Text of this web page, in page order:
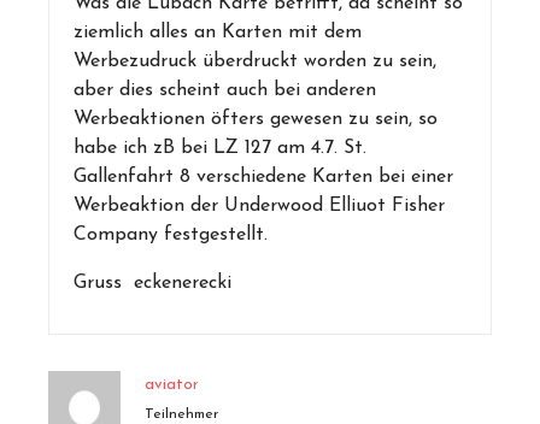
ziemlich alles an Karten mit dem
Werbezudruck überdruckt worden zu sein,
aber dies scheint auch bei anderen
Werbeaktionen öfters gewesen zu sein, so
habe ich zB bei LZ 127 am 4.7. St.
Gallenfahrt 8 verschiedene Karten bei einer
Werbeaktion der Underwood Elliuot Fisher
Company festgestellt.
Gruss eckenerecki
aviator
Teilnehmer